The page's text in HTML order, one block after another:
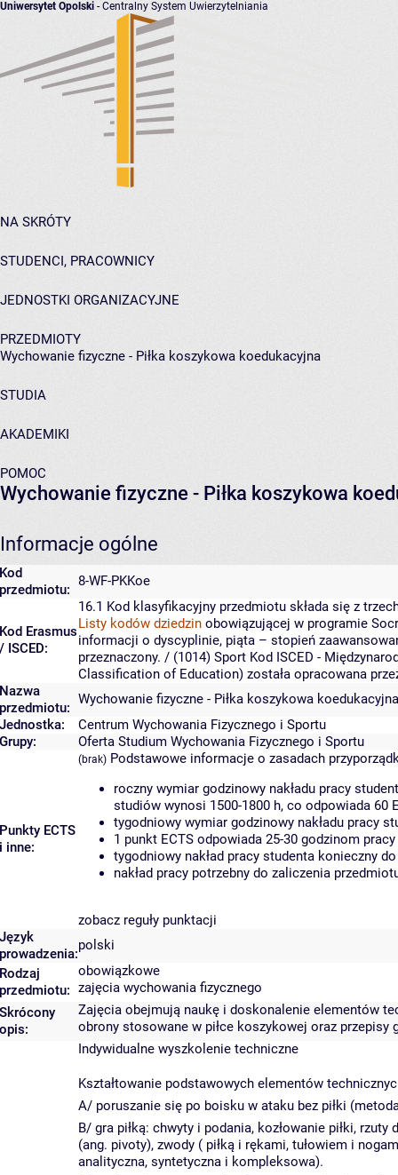
Uniwersytet Opolski - Centralny System Uwierzytelniania
NA SKRÓTY
STUDENCI, PRACOWNICY
JEDNOSTKI ORGANIZACYJNE
PRZEDMIOTY
Wychowanie fizyczne - Piłka koszykowa koedukacyjna
STUDIA
AKADEMIKI
POMOC
Wychowanie fizyczne - Piłka koszykowa
Informacje ogólne
Kod
przedmiotu:
8-WF-PKKoe
Kod Erasmus
/ ISCED:
16.1 Kod klasyfikacyjny przedmiotu składa się z
Listy kodów dziedzin obowiązującej w programie
informacji o dyscyplinie, piąta – stopień
przeznaczony. / (1014) Sport Kod ISCED -
Classification of Education) została opracowana
Nazwa
przedmiotu:
Wychowanie fizyczne - Piłka koszykowa koedukacyjna
Jednostka:
Centrum Wychowania Fizycznego i Sportu
Grupy:
Oferta Studium Wychowania Fizycznego i Sportu
Punkty ECTS
i inne:
(brak) Podstawowe informacje o zasadach
roczny wymiar godzinowy nakładu pracy
studiów wynosi 1500-1800 h, co odpowiada 60
tygodniowy wymiar godzinowy nakładu pracy
1 punkt ECTS odpowiada 25-30 godzinom
tygodniowy nakład pracy studenta konieczny
nakład pracy potrzebny do zaliczenia
zobacz reguły punktacji
Język
prowadzenia:
polski
Rodzaj
przedmiotu:
obowiązkowe
zajęcia wychowania fizycznego
Skrócony
opis:
Zajęcia obejmują naukę i doskonalenie elementów
obrony stosowane w piłce koszykowej oraz przepisy
Indywidualne wyszkolenie techniczne
Kształtowanie podstawowych elementów
A/ poruszanie się po boisku w ataku bez piłki
B/ gra piłką: chwyty i podania, kozłowanie piłki,
(ang. pivoty), zwody ( piłką i rękami, tułowiem i
analityczna, syntetyczna i kompleksowa).